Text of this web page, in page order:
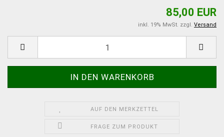
85,00 EUR
inkl. 19% MwSt. zzgl. Versand
AUF DEN MERKZETTEL
FRAGE ZUM PRODUKT